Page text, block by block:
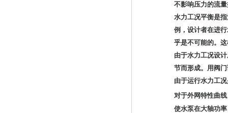
不影响压力的流
水力工况平衡是
例，设计者在进
乎是不可能的。
由于水力工况设
节而形成。用阀
由于运行水力工
对于外网特性曲
使水泵在大轴功